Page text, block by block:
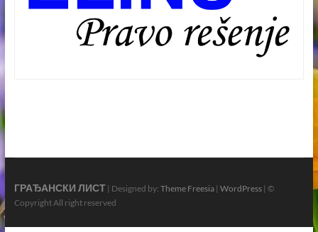
ГРАЂАНСКИ ЛИСТ| Designed by: Theme Freesia| WordPress| ©
Copyright All right reserved